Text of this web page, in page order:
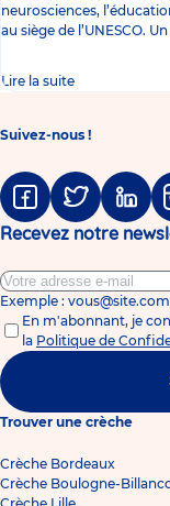
neurosciences,
au siège de l’UNESCO.
Lire la suite
Suivez-nous !
FacebookTwitter Linkedin
Recevez notre
Exemple : vous@site.com
En m'abonnant, je
la Politique de
Trouver une crèche
Crèche Bordeaux
Crèche Boulogne-